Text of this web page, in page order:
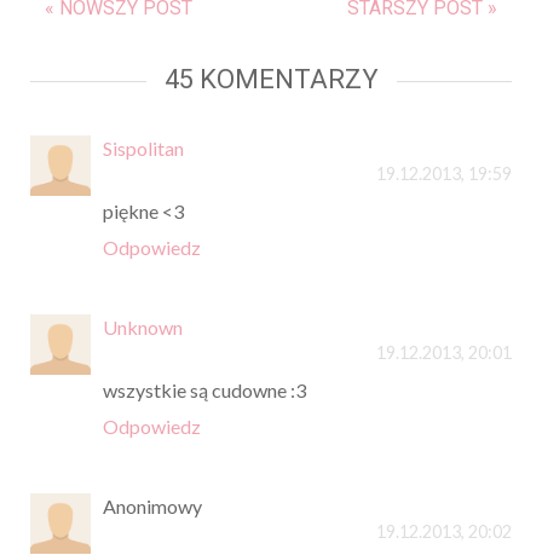
« NOWSZY POST STARSZY POST »
45 KOMENTARZY
Sispolitan
19.12.2013, 19:59
piękne <3
Odpowiedz
Unknown
19.12.2013, 20:01
wszystkie są cudowne :3
Odpowiedz
Anonimowy
19.12.2013, 20:02